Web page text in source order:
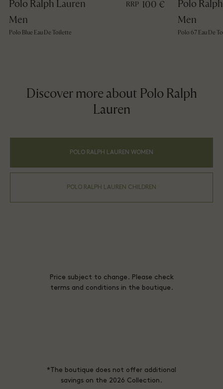
Polo Ralph Lauren
Men
Polo Blue Eau De Toilette
RRP 100 €
Polo
Men
Polo 67 Eau De
Discover more about Polo Ralph
Lauren
POLO RALPH LAUREN WOMEN
POLO RALPH LAUREN CHILDREN
Price subject to change. Please check
terms and conditions in the boutique.
*The boutique does not offer additional
savings on the 2026 Collection.